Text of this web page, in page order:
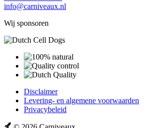
info@carniveaux.nl
Wij sponsoren
Disclaimer
Levering- en algemene voorwaarden
Privacybeleid